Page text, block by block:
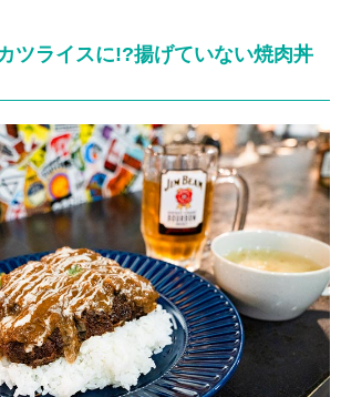
ツライスに!?揚げていない焼肉丼